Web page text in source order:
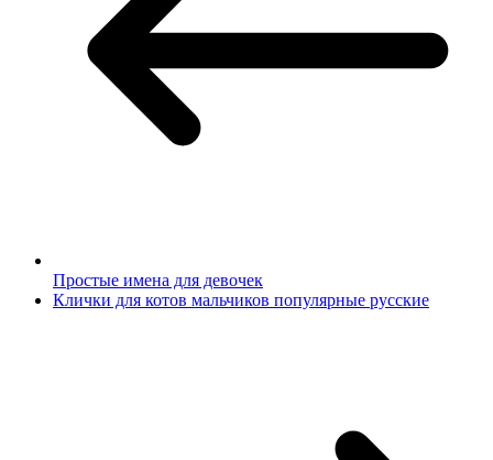
Простые имена для девочек
Клички для котов мальчиков популярные русские